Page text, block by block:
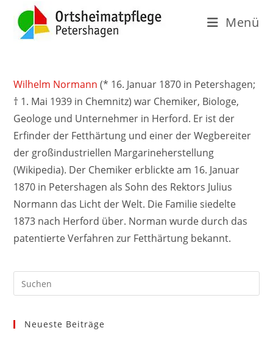
Menü
Wilhelm Normann (* 16. Januar 1870 in Petershagen;
† 1. Mai 1939 in Chemnitz) war Chemiker, Biologe,
Geologe und Unternehmer in Herford. Er ist der
Erfinder der Fetthärtung und einer der Wegbereiter
der großindustriellen Margarineherstellung
(Wikipedia). Der Chemiker erblickte am 16. Januar
1870 in Petershagen als Sohn des Rektors Julius
Normann das Licht der Welt. Die Familie siedelte
1873 nach Herford über. Norman wurde durch das
patentierte Verfahren zur Fetthärtung bekannt.
Neueste Beiträge